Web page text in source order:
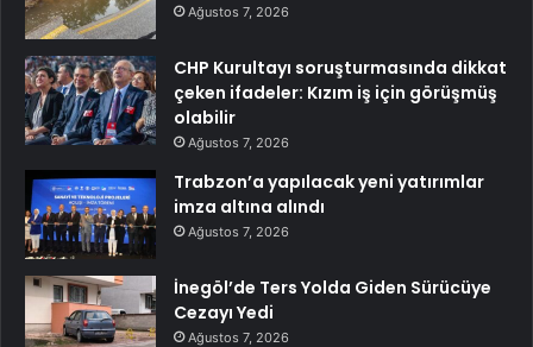
Ağustos 7, 2026
CHP Kurultayı soruşturmasında dikkat
çeken ifadeler: Kızım iş için görüşmüş
olabilir
Ağustos 7, 2026
Trabzon’a yapılacak yeni yatırımlar
imza altına alındı
Ağustos 7, 2026
İnegöl’de Ters Yolda Giden Sürücüye
Cezayı Yedi
Ağustos 7, 2026